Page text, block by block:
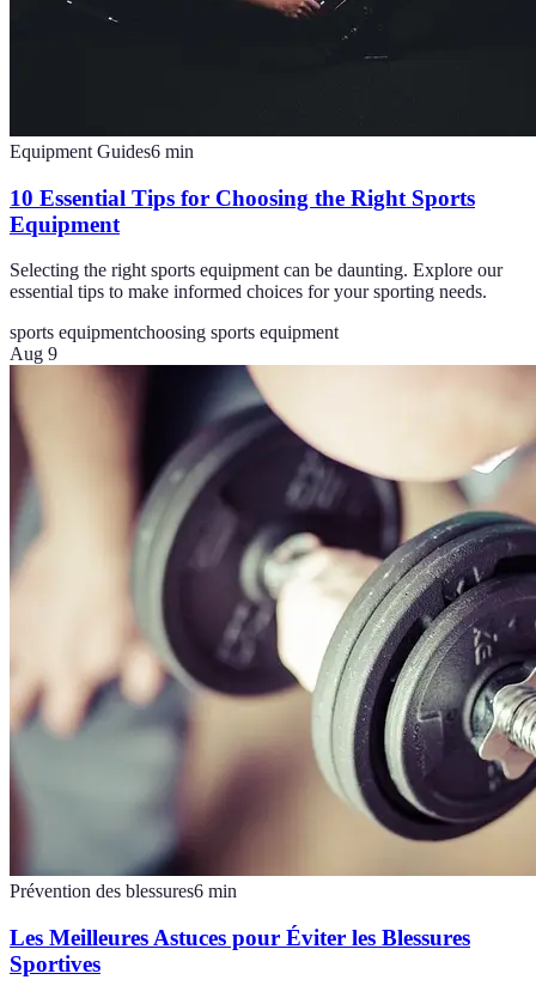
Equipment Guides6 min
10 Essential Tips for Choosing the Right Sports
Equipment
Selecting the right sports equipment can be daunting. Explore our
essential tips to make informed choices for your sporting needs.
sports equipmentchoosing sports equipment
Aug 9
Prévention des blessures6 min
Les Meilleures Astuces pour Éviter les Blessures
Sportives